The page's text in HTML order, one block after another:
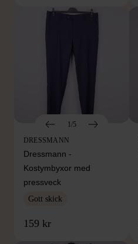
1/5
DRESSMANN
Dressmann -
Kostymbyxor med
pressveck
Gott skick
159 kr